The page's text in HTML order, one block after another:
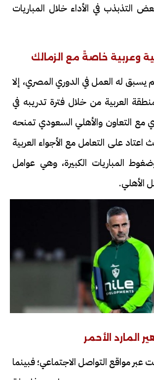
التذبذب في الأداء خلال المباريات
وعربية خاصةً مع الزمالك
يسبق له العمل في الدوري المصري، إلا
العربية من خلال فترة تدريبه في
مع التعاون والأهلي السعودي تمنحه
اعتاد على التعامل مع الأجواء العربية
المباريات الكبيرة، وهي عوامل
الأهلي.
المارد الأحمر
عبر مواقع التواصل الاجتماعي؛ فبينما